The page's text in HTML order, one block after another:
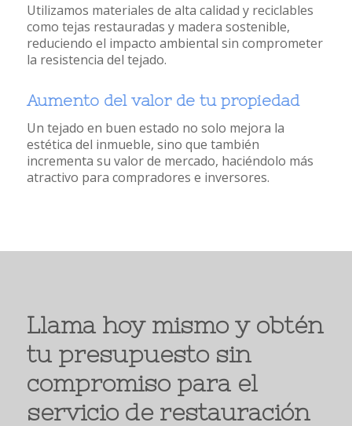
Utilizamos materiales de alta calidad y reciclables
como tejas restauradas y madera sostenible,
reduciendo el impacto ambiental sin comprometer
la resistencia del tejado.
Aumento del valor de tu propiedad
Un tejado en buen estado no solo mejora la
estética del inmueble, sino que también
incrementa su valor de mercado, haciéndolo más
atractivo para compradores e inversores.
Llama hoy mismo y obtén
tu presupuesto sin
compromiso para el
servicio de restauración